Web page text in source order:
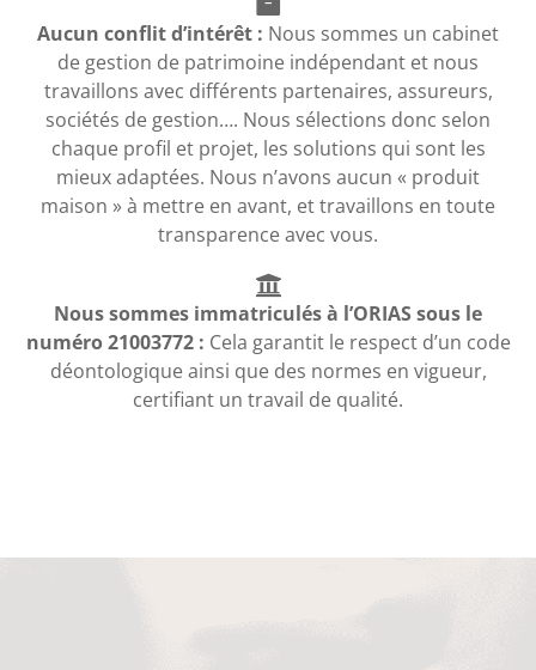
Aucun conflit d’intérêt : Nous sommes un cabinet
de gestion de patrimoine indépendant et nous
travaillons avec différents partenaires, assureurs,
sociétés de gestion…. Nous sélections donc selon
chaque profil et projet, les solutions qui sont les
mieux adaptées. Nous n’avons aucun « produit
maison » à mettre en avant, et travaillons en toute
transparence avec vous.
Nous sommes immatriculés à l’ORIAS sous le
numéro 21003772 : Cela garantit le respect d’un code
déontologique ainsi que des normes en vigueur,
certifiant un travail de qualité.